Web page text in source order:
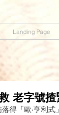
Landing Page
老字號
落得「歐‧亨利